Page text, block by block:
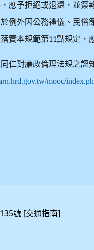
應予拒絕或退還，並簽
例外因公務禮儀、民俗
實本規範第11點規定，
仁對廉政倫理法規之
mooc/
號 [交通指南]